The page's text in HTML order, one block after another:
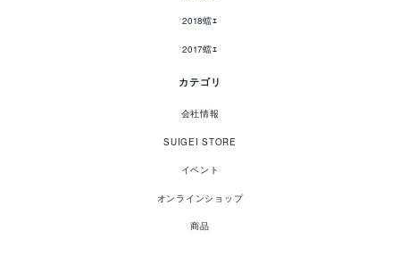
2018蟷ｴ
2017蟷ｴ
カテゴリ
会社情報
SUIGEI STORE
イベント
オンラインショップ
商品